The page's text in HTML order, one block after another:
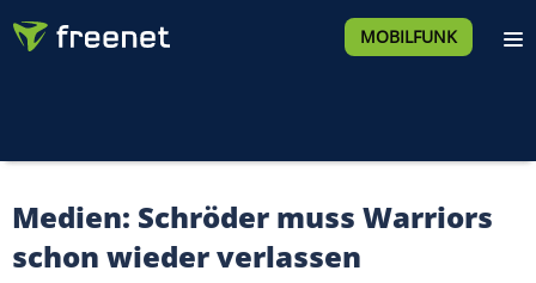
MOBILFUNK
Medien: Schröder muss Warriors
schon wieder verlassen